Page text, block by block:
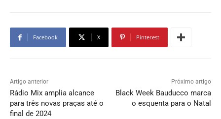
Facebook X Pinterest
Artigo anterior
Rádio Mix amplia alcance
para três novas praças até o
final de 2024
Próximo artigo
Black Week Bauducco marca
o esquenta para o Natal